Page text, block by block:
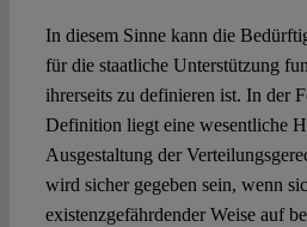
In diesem Sinne kann die
für die staatliche Unterstützung
ihrerseits zu definieren ist. In der
Definition liegt eine wesentliche
Ausgestaltung der
wird sicher gegeben sein, wenn
existenzgefährdender Weise auf